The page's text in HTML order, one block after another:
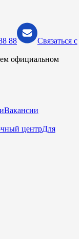
88
Связаться с
официальном
Вакансии
центрДля